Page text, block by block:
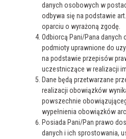
danych osobowych w
odbywa się na podstawie
oparciu o wyrażoną zgodę.
Odbiorcą Pani/Pana danych
podmioty uprawnione do
na podstawie przepisów
uczestniczące w realizacji
Dane będą przetwarzane
realizacji obowiązków
powszechnie
wypełnienia obowiązków
Posiada Pani/Pan prawo
danych i ich sprostowania,